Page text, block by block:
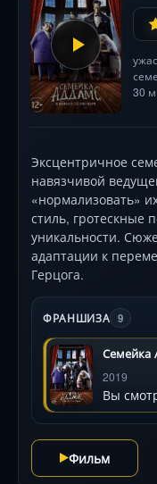
30
Эксцентричное
навязчивой
«нормализовать»
стиль, гротескные
уникальности.
адаптации к
Герцога.
ФРАНШИЗА 9
Семейка
2019
Вы
Фильм